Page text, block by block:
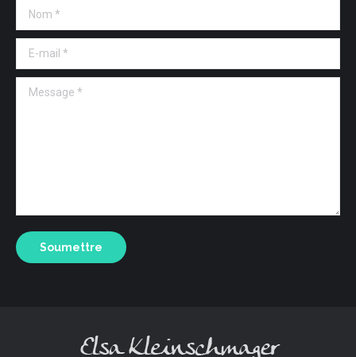
Nom *
E-mail *
Message *
Soumettre